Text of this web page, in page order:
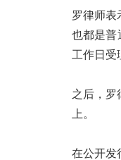
罗律师表
也都是普
工作日受
之后，罗
上。
在公开发